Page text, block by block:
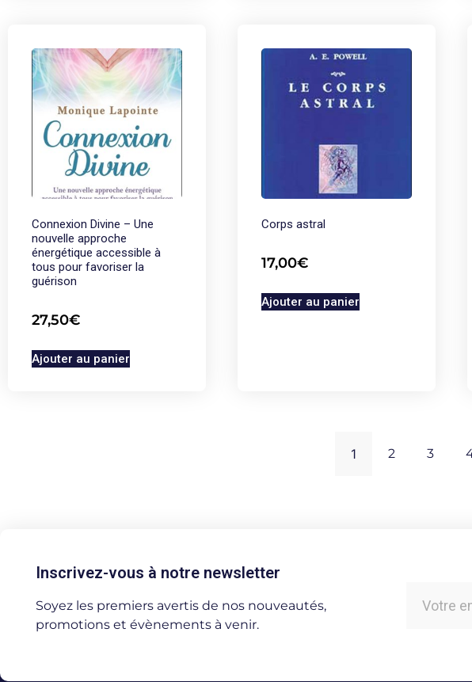
Connexion Divine – Une
nouvelle approche
énergétique accessible à
tous pour favoriser la
guérison
27,50€
Ajouter au panier
Corps astral
17,00€
Ajouter au panier
1 2 3
Inscrivez-vous à notre newsletter
Soyez les premiers avertis de nos nouveautés,
promotions et évènements à venir.